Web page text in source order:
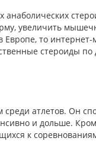
анаболических
увеличить
то интернет-
стероиды по
атлетов. Он
и дольше.
к